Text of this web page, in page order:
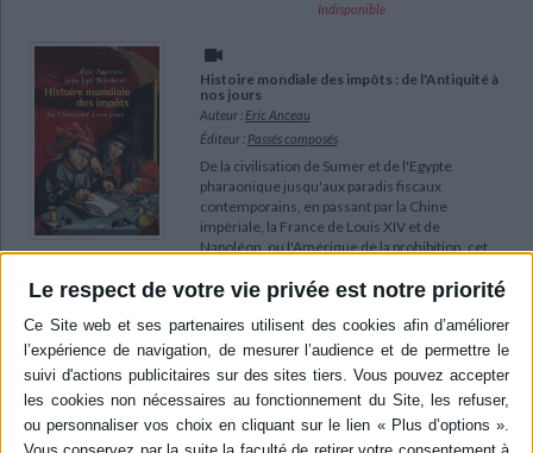
Le respect de votre vie privée est notre priorité
Indisponible
Histoire mondiale des impôts : de l'Antiquité à
nos jours
Auteur : Eric Anceau
Éditeur : Passés composés
De la civilisation de Sumer et de l'Egypte
pharaonique jusqu'aux paradis fiscaux
contemporains, en passant par la Chine
impériale, la France de Louis XIV et de
Napoléon, ou l'Amérique de la prohibition, cet
l'histoire universelle de l'impôt, de son
adhésion et de sa résistance. ©Electre 2026
25,00 €
En stock *
*stock limité
AJOUTER AU PANIER